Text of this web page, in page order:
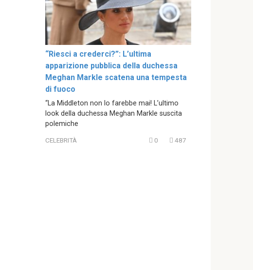
“Riesci a crederci?”: L’ultima
apparizione pubblica della duchessa
Meghan Markle scatena una tempesta
di fuoco
“La Middleton non lo farebbe mai! L’ultimo
look della duchessa Meghan Markle suscita
polemiche
CELEBRITÀ 0 487